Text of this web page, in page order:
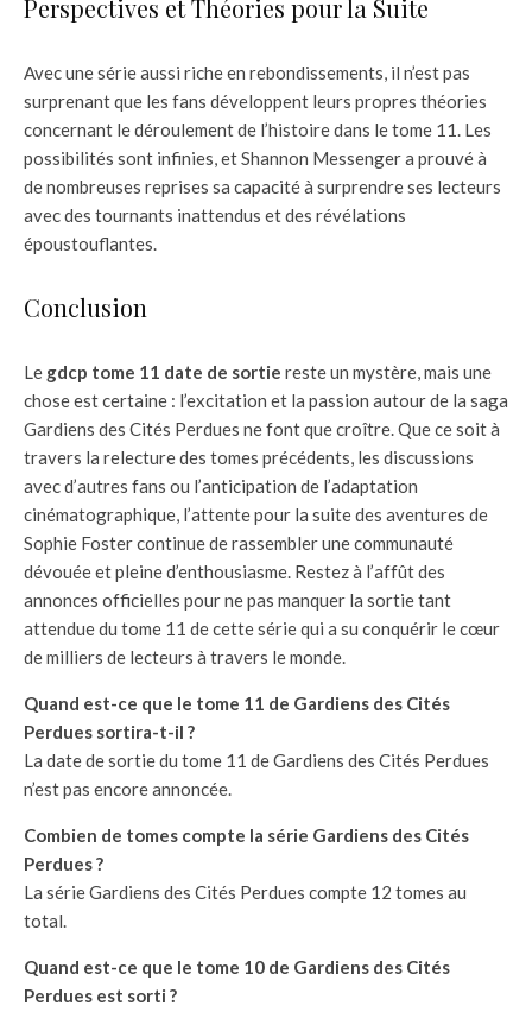
Perspectives et Théories pour la Suite
Avec une série aussi riche en rebondissements, il n’est pas
surprenant que les fans développent leurs propres théories
concernant le déroulement de l’histoire dans le tome 11. Les
possibilités sont infinies, et Shannon Messenger a prouvé à
de nombreuses reprises sa capacité à surprendre ses lecteurs
avec des tournants inattendus et des révélations
époustouflantes.
Conclusion
Le gdcp tome 11 date de sortie reste un mystère, mais une
chose est certaine : l’excitation et la passion autour de la saga
Gardiens des Cités Perdues ne font que croître. Que ce soit à
travers la relecture des tomes précédents, les discussions
avec d’autres fans ou l’anticipation de l’adaptation
cinématographique, l’attente pour la suite des aventures de
Sophie Foster continue de rassembler une communauté
dévouée et pleine d’enthousiasme. Restez à l’affût des
annonces officielles pour ne pas manquer la sortie tant
attendue du tome 11 de cette série qui a su conquérir le cœur
de milliers de lecteurs à travers le monde.
Quand est-ce que le tome 11 de Gardiens des Cités
Perdues sortira-t-il ?
La date de sortie du tome 11 de Gardiens des Cités Perdues
n’est pas encore annoncée.
Combien de tomes compte la série Gardiens des Cités
Perdues ?
La série Gardiens des Cités Perdues compte 12 tomes au
total.
Quand est-ce que le tome 10 de Gardiens des Cités
Perdues est sorti ?